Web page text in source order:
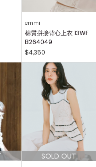
emmi
棉質拼接背心上衣 13WF
B264049
$4,350